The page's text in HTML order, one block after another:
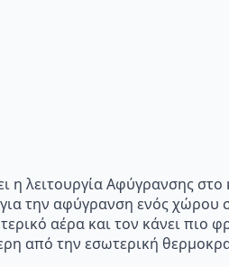
λειτουργία Αφύγρανσης στο
την αφύγρανση ενός
αέρα και τον κάνει πιο
από την εσωτερική